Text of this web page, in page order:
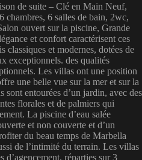
de suite – Clé en Main Neuf,
chambres, 6 salles de bain, 2wc,
ouvert sur la piscine, Grande
et confort caractérisent ces
classiques et modernes, dotées de
exceptionnels. des qualités
Les villas ont une position
une belle vue sur la mer et sur la
entourées d’un jardin, avec des
florales et de palmiers qui
La piscine d’eau salée
et non couverte et d’un
du beau temps de Marbella
de l’intimité du terrain. Les villas
d’agencement, réparties sur 3